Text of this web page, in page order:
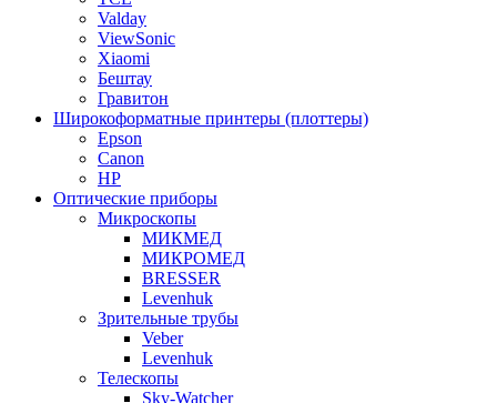
Valday
ViewSonic
Xiaomi
Бештау
Гравитон
Широкоформатные принтеры (плоттеры)
Epson
Canon
HP
Оптические приборы
Микроскопы
МИКМЕД
МИКРОМЕД
BRESSER
Levenhuk
Зрительные трубы
Veber
Levenhuk
Телескопы
Sky-Watcher